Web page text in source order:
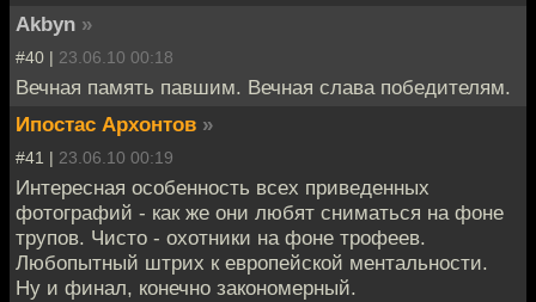
Akbyn »
#40 | 23.06.10 00:18
Вечная память павшим. Вечная слава победителям.
Ипостас Архонтов »
#41 | 23.06.10 00:19
Интересная особенность всех приведенных
фотографий - как же они любят сниматься на фоне
трупов. Чисто - охотники на фоне трофеев.
Любопытный штрих к европейской ментальности.
Ну и финал, конечно закономерный.